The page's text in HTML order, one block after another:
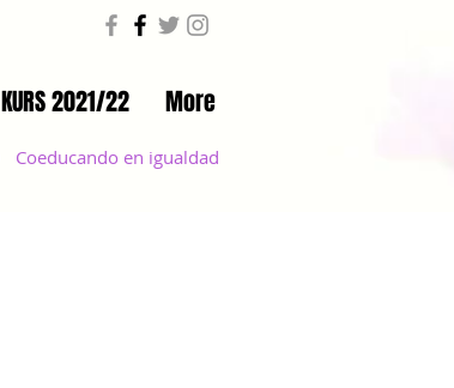
KURS 2021/22 More
Coeducando en igualdad